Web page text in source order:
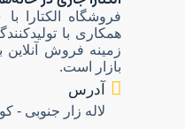
همکاری با
زمینه فروش
بازار است.
آدرس
لاله زار جنوبی -